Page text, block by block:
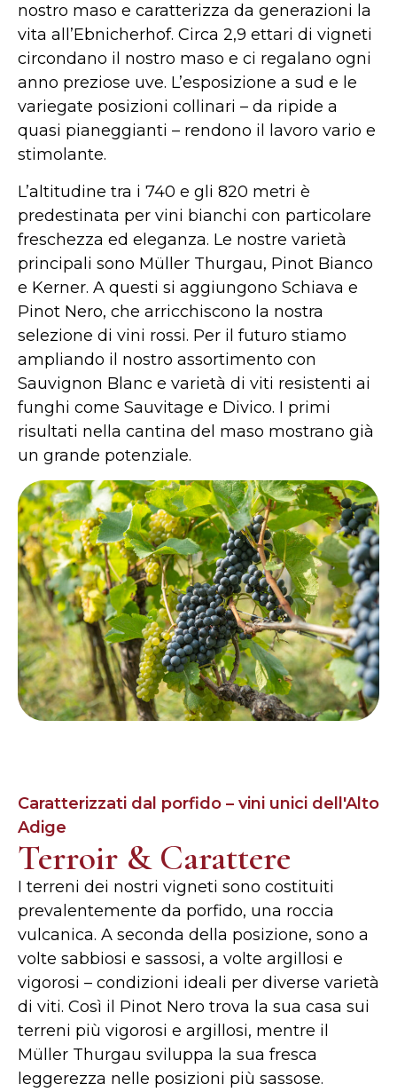
nostro maso e caratterizza da generazioni la
vita all’Ebnicherhof. Circa 2,9 ettari di vigneti
circondano il nostro maso e ci regalano ogni
anno preziose uve. L’esposizione a sud e le
variegate posizioni collinari – da ripide a
quasi pianeggianti – rendono il lavoro vario e
stimolante.
L’altitudine tra i 740 e gli 820 metri è
predestinata per vini bianchi con particolare
freschezza ed eleganza. Le nostre varietà
principali sono Müller Thurgau, Pinot Bianco
e Kerner. A questi si aggiungono Schiava e
Pinot Nero, che arricchiscono la nostra
selezione di vini rossi. Per il futuro stiamo
ampliando il nostro assortimento con
Sauvignon Blanc e varietà di viti resistenti ai
funghi come Sauvitage e Divico. I primi
risultati nella cantina del maso mostrano già
un grande potenziale.
Caratterizzati dal porfido – vini unici dell'Alto
Adige
Terroir & Carattere
I terreni dei nostri vigneti sono costituiti
prevalentemente da porfido, una roccia
vulcanica. A seconda della posizione, sono a
volte sabbiosi e sassosi, a volte argillosi e
vigorosi – condizioni ideali per diverse varietà
di viti. Così il Pinot Nero trova la sua casa sui
terreni più vigorosi e argillosi, mentre il
Müller Thurgau sviluppa la sua fresca
leggerezza nelle posizioni più sassose.